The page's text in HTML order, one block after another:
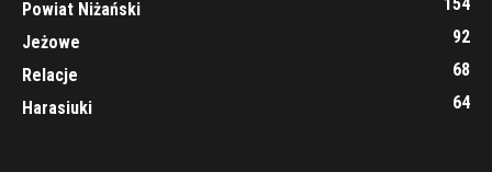
Powiat Niżański
Jeżowe
92
Relacje
68
Harasiuki
64